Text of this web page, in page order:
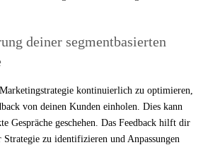
deiner segmentbasierten
kontinuierlich zu optimieren,
von deinen Kunden einholen. Dies kann
Gespräche geschehen. Das Feedback hilft dir
Strategie zu identifizieren und Anpassungen